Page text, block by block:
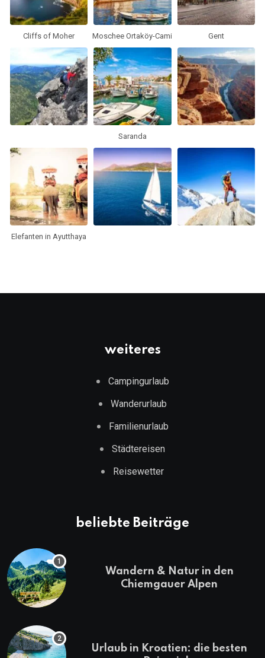
Cliffs of Moher Moschee Ortaköy-Cami Gent
Saranda
Elefanten in Ayutthaya
weiteres
Campingurlaub
Wanderurlaub
Familienurlaub
Städtereisen
Reisewetter
beliebte Beiträge
Wandern & Natur in den
Chiemgauer Alpen
Urlaub in Kroatien: die besten